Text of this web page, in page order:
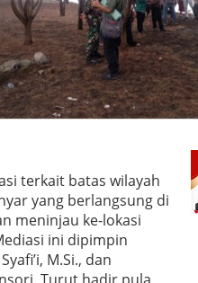
terkait batas wilayah
yang berlangsung di
meninjau ke-lokasi
ini dipimpin
M.Si., dan